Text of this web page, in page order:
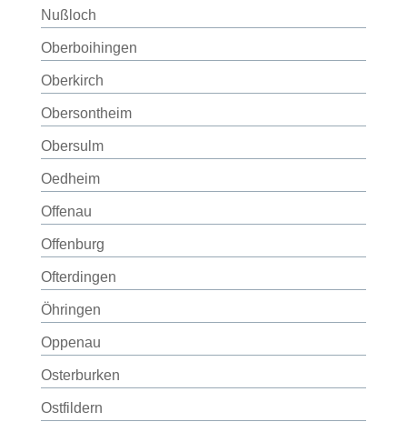
Nußloch
Oberboihingen
Oberkirch
Obersontheim
Obersulm
Oedheim
Offenau
Offenburg
Ofterdingen
Öhringen
Oppenau
Osterburken
Ostfildern